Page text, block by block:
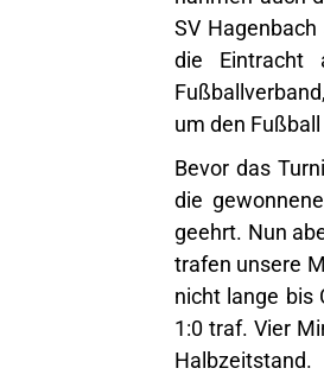
SV
die Eintracht
um den Fußball
Bevor das
die
geehrt. Nun
trafen unsere
nicht lange bis
1:0 traf. Vier
Halbzeitstand.